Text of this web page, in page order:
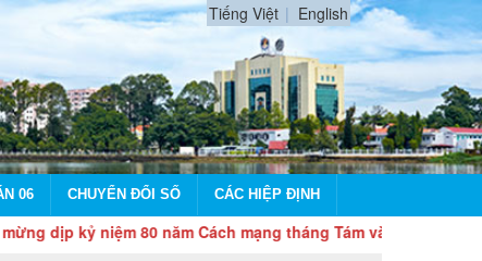
Tiếng Việt English
06 CHUYỂN ĐỔI SỐ CÁC HIỆP ĐỊNH
niệm 80 năm Cách mạng tháng Tám và Quốc khánh 2/9